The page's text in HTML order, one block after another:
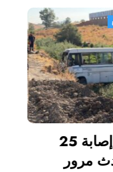
الجزائر الحدث مجتمع
جريح في حادث